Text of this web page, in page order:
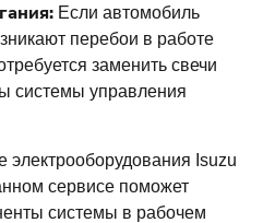
Если автомобиль
перебои в работе
заменить свечи
системы управления
электрооборудования Isuzu
сервисе поможет
системы в рабочем